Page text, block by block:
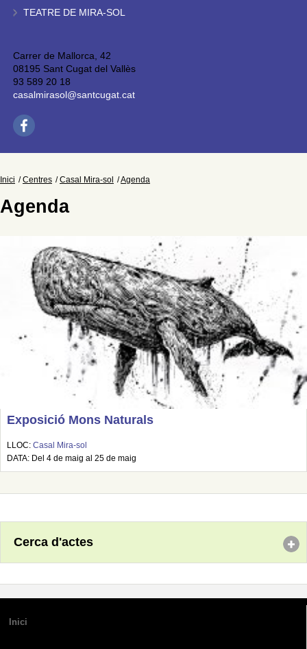
TEATRE DE MIRA-SOL
Carrer de Mallorca, 42
08195 Sant Cugat del Vallès
93 589 20 18
casalmirasol@santcugat.cat
Inici Centres Casal Mira-sol Agenda
Agenda
Exposició Mons Naturals
LLOC: Casal Mira-sol
DATA: Del 4 de maig al 25 de maig
Cerca d'actes
Inici